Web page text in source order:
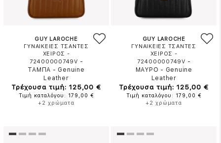
GUY LAROCHE
ΓΥΝΑΙΚΕΙΕΣ ΤΣΑΝΤΕΣ
ΧΕΙΡΟΣ -
72400000749V -
ΤΑΜΠΑ - Genuine
Leather
Τρέχουσα τιμή: 125,00 €
Τιμή καταλόγου: 179,00 €
+2 χρώματα
GUY LAROCHE
ΓΥΝΑΙΚΕΙΕΣ ΤΣΑΝΤΕΣ
ΧΕΙΡΟΣ -
72400000749V -
ΜΑΥΡΟ - Genuine
Leather
Τρέχουσα τιμή: 125,00 €
Τιμή καταλόγου: 179,00 €
+2 χρώματα